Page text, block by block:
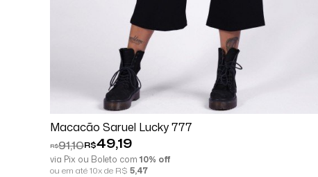
Macacão Saruel Lucky 777
R$91,10R$49,19
via Pix ou Boleto com10% off
ou em até 10x de R$ 5,47
Comprar